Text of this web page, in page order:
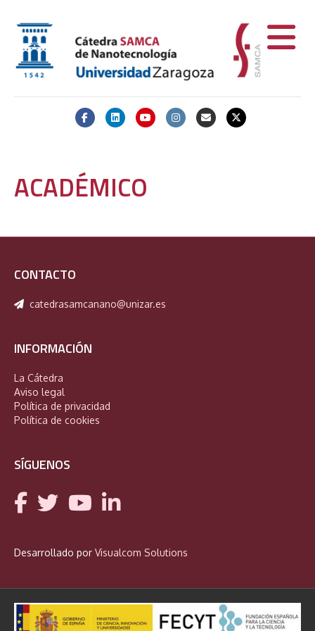
FacebookLinkedinYoutubeInstagramEmail X-twitter
ACADÉMICO
CONTACTO
catedrasamcanano@unizar.es
INFORMACIÓN
La Cátedra
Aviso legal
Política de privacidad
Política de cookies
SÍGUENOS
Desarrollado por Visualcom Solutions